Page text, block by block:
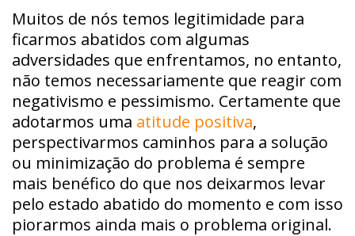
Muitos de nós temos legitimidade para
ficarmos abatidos com algumas
adversidades que enfrentamos, no entanto,
não temos necessariamente que reagir com
negativismo e pessimismo. Certamente que
adotarmos uma atitude positiva,
perspectivarmos caminhos para a solução
ou minimização do problema é sempre
mais benéfico do que nos deixarmos levar
pelo estado abatido do momento e com isso
piorarmos ainda mais o problema original.